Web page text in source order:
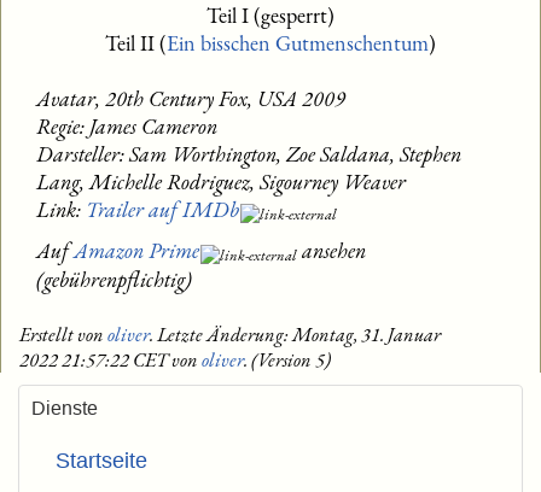
Teil I (gesperrt)
Teil II (Ein bisschen Gutmenschentum)
Avatar, 20th Century Fox, USA 2009
Regie: James Cameron
Darsteller: Sam Worthington, Zoe Saldana, Stephen
Lang, Michelle Rodriguez, Sigourney Weaver
Link: Trailer auf IMDb
AufAmazon Prime
ansehen
(gebührenpflichtig)
Erstellt vonoliver. Letzte Änderung: Montag, 31. Januar
2022 21:57:22 CET vonoliver. (Version 5)
Dienste
Startseite